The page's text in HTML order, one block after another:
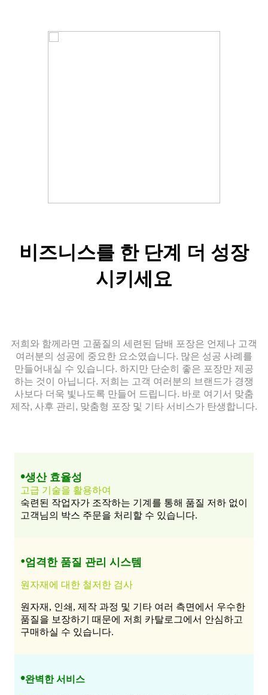
비즈니스를 한 단계 더 성장
시키세요
저희와 함께라면 고품질의 세련된 담배 포장은 언제나 고객
여러분의 성공에 중요한 요소였습니다. 많은 성공 사례를
만들어내실 수 있습니다. 하지만 단순히 좋은 포장만 제공
하는 것이 아닙니다. 저희는 고객 여러분의 브랜드가 경쟁
사보다 더욱 빛나도록 만들어 드립니다. 바로 여기서 맞춤
제작, 사후 관리, 맞춤형 포장 및 기타 서비스가 탄생합니다.
•생산 효율성
고급 기술을 활용하여
숙련된 작업자가 조작하는 기계를 통해 품질 저하 없이
고객님의 박스 주문을 처리할 수 있습니다.
•엄격한 품질 관리 시스템
원자재에 대한 철저한 검사
원자재, 인쇄, 제작 과정 및 기타 여러 측면에서 우수한
품질을 보장하기 때문에 저희 카탈로그에서 안심하고
구매하실 수 있습니다.
•완벽한 서비스